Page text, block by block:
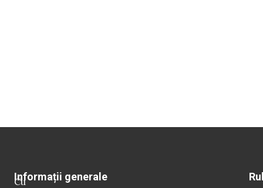
Cu
Informații generale